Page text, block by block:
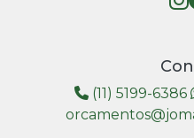
(11) 5199-6386